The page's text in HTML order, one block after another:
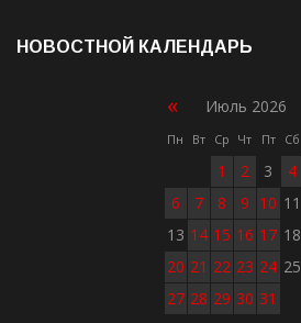
НОВОСТНОЙ КАЛЕНДАРЬ
« Июль 2026
Пн Вт Ср Чт Пт Сб
1 2 3 4
6
7 8 9 10 11
13 14 15 16 17 18
20 21 22 23 24 25
27 28 29 30 31